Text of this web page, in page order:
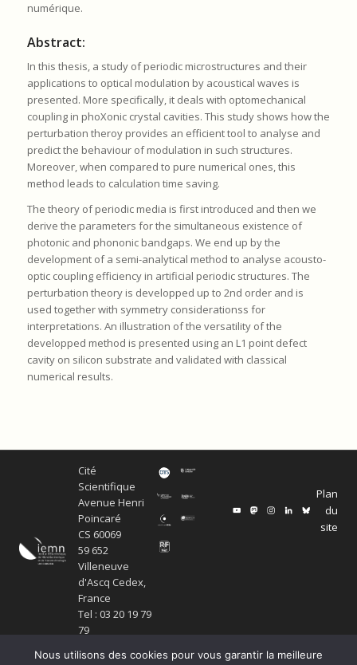
numérique.
Abstract:
In this thesis, a study of periodic microstructures and their
applications to optical modulation by acoustical waves is
presented. More specifically, it deals with optomechanical
coupling in phoXonic crystal cavities. This study shows how the
perturbation theroy provides an efficient tool to analyse and
predict the behaviour of modulation in such structures.
Moreover, when compared to pure numerical ones, this
method leads to calculation time saving.
The theory of periodic media is first introduced and then we
derive the parameters for the simultaneous existence of
photonic and phononic bandgaps. We end up by the
development of a semi-analytical method to analyse acousto-
optic coupling efficiency in artificial periodic structures. The
perturbation theory is developped up to 2nd order and is
used together with symmetry considerationss for
interpretations. An illustration of the versatility of the
developped method is presented using an L1 point defect
cavity on silicon substrate and validated with classical
numerical results.
Cité
Scientifique
Avenue Henri
Poincaré
CS 60069
59 652
Villeneuve
d'Ascq Cedex,
France
Tel : 03 20 19 79
79
Plan
du
site
Nous utilisons des cookies pour vous garantir la meilleure